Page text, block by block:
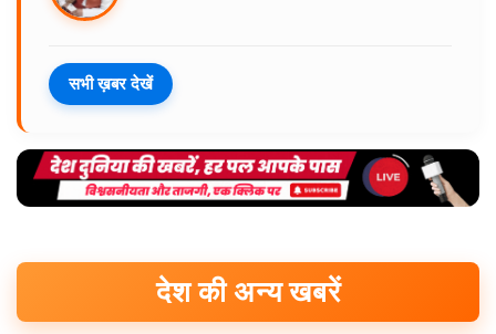
सभी ख़बर देखें
देश की अन्य खबरें